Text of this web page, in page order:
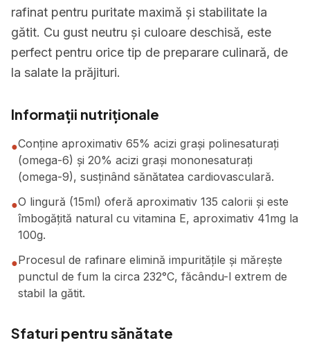
rafinat pentru puritate maximă și stabilitate la
gătit. Cu gust neutru și culoare deschisă, este
perfect pentru orice tip de preparare culinară, de
la salate la prăjituri.
Informații nutriționale
●Conține aproximativ 65% acizi grași polinesaturați
(omega-6) și 20% acizi grași mononesaturați
(omega-9), susținând sănătatea cardiovasculară.
●O lingură (15ml) oferă aproximativ 135 calorii și este
îmbogățită natural cu vitamina E, aproximativ 41mg la
100g.
●Procesul de rafinare elimină impuritățile și mărește
punctul de fum la circa 232°C, făcându-l extrem de
stabil la gătit.
Sfaturi pentru sănătate